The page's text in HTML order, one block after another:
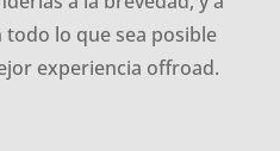
lo que sea posible
experiencia offroad.